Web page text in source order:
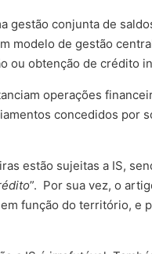
gestão conjunta de
modelo de gestão
ou obtenção de crédito
operações
concedidos por
estão sujeitas a IS,
”. Por sua vez, o
função do território, e